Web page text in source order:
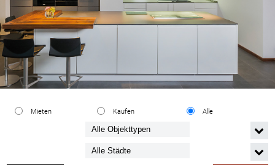
Alle
Mieten Kaufen